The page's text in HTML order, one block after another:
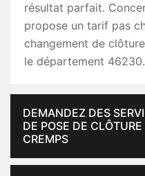
résultat parfait.
propose un tarif pas
changement de
le département 46230.
DEMANDEZ DES
DE POSE DE
CREMPS